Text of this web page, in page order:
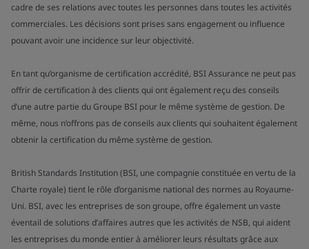
cadre de ses relations avec toutes les personnes dans toutes les activités
commerciales. Les décisions sont prises sans engagement ou influence
pouvant avoir une incidence sur leur objectivité.
En tant qu’organisme de certification accrédité, BSI Assurance ne peut pas
offrir de certification à des clients qui ont également reçu des conseils
d’une autre partie du Groupe BSI pour le même système de gestion. De
même, nous n’offrons pas de conseils aux clients qui souhaitent également
obtenir la certification du même système de gestion.
British Standards Institution (BSI, une compagnie constituée en vertu de la
Charte royale) tient le rôle d’organisme national des normes au Royaume-
Uni. BSI, avec les entreprises de son groupe, offre également un vaste
éventail de solutions d’affaires autres que les activités de NSB, qui aident
les entreprises du monde entier à améliorer leurs résultats grâce aux